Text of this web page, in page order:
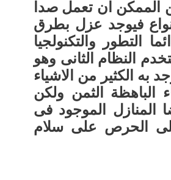
الممكن ان تعمل صدا
فيوجد عزل بطرق
التطور والتكنولجيا
النظام الثانى وهو
به الكثير من الاشياء
الباهظة الثمن ولكن
المنازل الموجود فى
الحرص على سلام